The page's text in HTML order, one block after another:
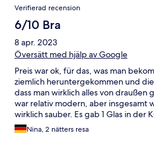
Verifierad recension
6/10 Bra
8 apr. 2023
Översätt med hjälp av Google
Preis war ok, für das, was man
ziemlich heruntergekommen und
dass man wirklich alles von draußen
war relativ modern, aber insgesamt
wirklich sauber. Es gab 1 Glas in der
sehr sehr dreckig, den kann man eig
Das zweite Zimmer war so klein und
Nina, 2 nätters resa